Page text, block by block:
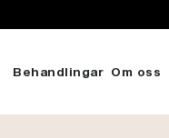
Behandlingar Om oss